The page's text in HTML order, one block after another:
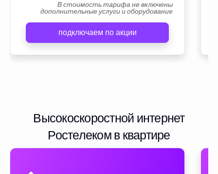
В стоимость тарифа не включены
дополнительные услуги и оборудование
подключаем по акции
Высокоскоростной интернет
Ростелеком в квартире